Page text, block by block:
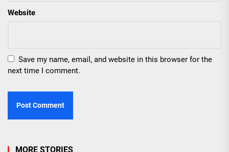
Website
Save my name, email, and website in this browser for the
next time I comment.
MORE STORIES